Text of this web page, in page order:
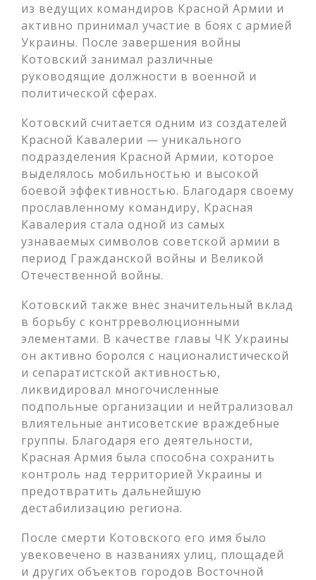
из ведущих командиров Красной Армии и
активно принимал участие в боях с армией
Украины. После завершения войны
Котовский занимал различные
руководящие должности в военной и
политической сферах.
Котовский считается одним из создателей
Красной Кавалерии — уникального
подразделения Красной Армии, которое
выделялось мобильностью и высокой
боевой эффективностью. Благодаря своему
прославленному командиру, Красная
Кавалерия стала одной из самых
узнаваемых символов советской армии в
период Гражданской войны и Великой
Отечественной войны.
Котовский также внес значительный вклад
в борьбу с контрреволюционными
элементами. В качестве главы ЧК Украины
он активно боролся с националистической
и сепаратистской активностью,
ликвидировал многочисленные
подпольные организации и нейтрализовал
влиятельные антисоветские враждебные
группы. Благодаря его деятельности,
Красная Армия была способна сохранить
контроль над территорией Украины и
предотвратить дальнейшую
дестабилизацию региона.
После смерти Котовского его имя было
увековечено в названиях улиц, площадей
и других объектов городов Восточной